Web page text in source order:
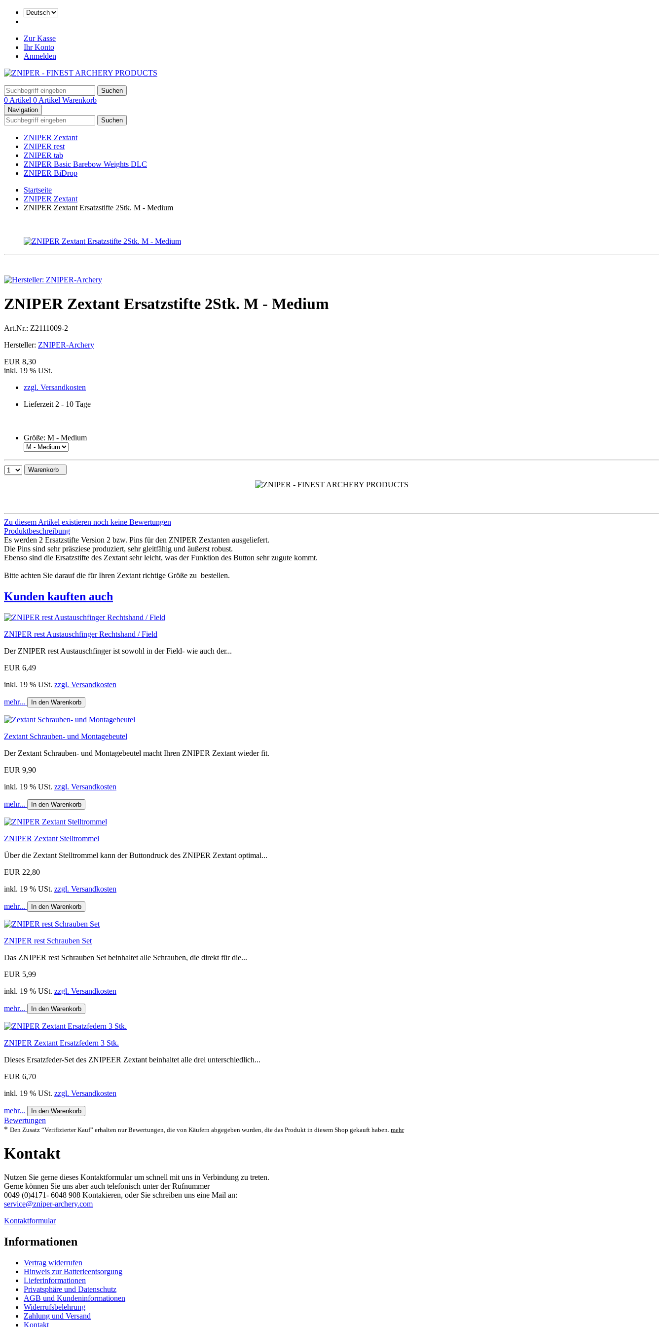
Zur Kasse
Ihr Konto
Anmelden
Suchen
0 Artikel 0 Artikel Warenkorb
Navigation
Suchen
ZNIPER Zextant
ZNIPER rest
ZNIPER tab
ZNIPER Basic Barebow Weights DLC
ZNIPER BiDrop
Startseite
ZNIPER Zextant
ZNIPER Zextant Ersatzstifte 2Stk. M - Medium
ZNIPER Zextant Ersatzstifte 2Stk. M - Medium
Art.Nr.: Z2111009-2
Hersteller: ZNIPER-Archery
EUR 8,30
inkl. 19 % USt.
zzgl. Versandkosten
Lieferzeit 2 - 10 Tage
Größe: M - Medium
Warenkorb
Zu diesem Artikel existieren noch keine Bewertungen
Produktbeschreibung
Es werden 2 Ersatzstifte Version 2 bzw. Pins für den ZNIPER Zextanten ausgeliefert.
Die Pins sind sehr präsziese produziert, sehr gleitfähig und äußerst robust.
Ebenso sind die Ersatzstifte des Zextant sehr leicht, was der Funktion des Button sehr zugute kommt.
Bitte achten Sie darauf die für Ihren Zextant richtige Größe zu bestellen.
Kunden kauften auch
ZNIPER rest Austauschfinger Rechtshand / Field
Der ZNIPER rest Austauschfinger ist sowohl in der Field- wie auch der...
EUR 6,49
inkl. 19 % USt. zzgl. Versandkosten
mehr... In den Warenkorb
Zextant Schrauben- und Montagebeutel
Der Zextant Schrauben- und Montagebeutel macht Ihren ZNIPER Zextant wieder fit.
EUR 9,90
inkl. 19 % USt. zzgl. Versandkosten
mehr... In den Warenkorb
ZNIPER Zextant Stelltrommel
Über die Zextant Stelltrommel kann der Buttondruck des ZNIPER Zextant optimal...
EUR 22,80
inkl. 19 % USt. zzgl. Versandkosten
mehr... In den Warenkorb
ZNIPER rest Schrauben Set
Das ZNIPER rest Schrauben Set beinhaltet alle Schrauben, die direkt für die...
EUR 5,99
inkl. 19 % USt. zzgl. Versandkosten
mehr... In den Warenkorb
ZNIPER Zextant Ersatzfedern 3 Stk.
Dieses Ersatzfeder-Set des ZNIPEER Zextant beinhaltet alle drei unterschiedlich...
EUR 6,70
inkl. 19 % USt. zzgl. Versandkosten
mehr... In den Warenkorb
Bewertungen
* Den Zusatz “Verifizierter Kauf” erhalten nur Bewertungen, die von Käufern abgegeben wurden, die das Produkt in diesem Shop gekauft haben. mehr
Kontakt
Nutzen Sie gerne dieses Kontaktformular um schnell mit uns in Verbindung zu treten.
Gerne können Sie uns aber auch telefonisch unter der Rufnummer
0049 (0)4171- 6048 908​ Kontakieren, oder Sie schreiben uns eine Mail an:
service@zniper-archery.com
Kontaktformular
Informationen
Vertrag widerrufen
Hinweis zur Batterieentsorgung
Lieferinformationen
Privatsphäre und Datenschutz
AGB und Kundeninformationen
Widerrufsbelehrung
Zahlung und Versand
Kontakt